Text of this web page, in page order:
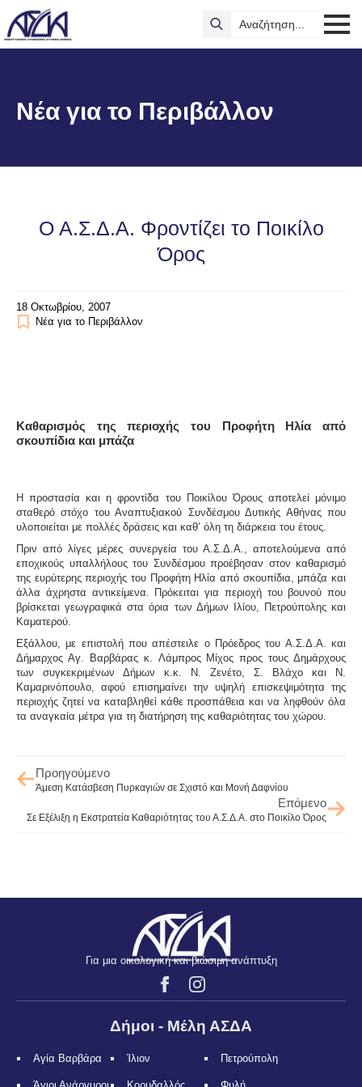
Search
Νέα για το Περιβάλλον
Ο Α.Σ.Δ.Α. Φροντίζει το Ποικίλο
Όρος
18 Οκτωβρίου, 2007
Νέα για το Περιβάλλον
Καθαρισμός της περιοχής του Προφήτη Ηλία από
σκουπίδια και μπάζα
Η προστασία και η φροντίδα του Ποικίλου Όρους αποτελεί μόνιμο
σταθερό στόχο του Αναπτυξιακού Συνδέσμου Δυτικής Αθήνας που
υλοποιείται με πολλές δράσεις και καθ’ όλη τη διάρκεια του έτους.
Πριν από λίγες μέρες συνεργεία του Α.Σ.Δ.Α., αποτελούμενα από
εποχικούς υπαλλήλους του Συνδέσμου προέβησαν στον καθαρισμό
της ευρύτερης περιοχής του Προφήτη Ηλία από σκουπίδια, μπάζα και
άλλα άχρηστα αντικείμενα. Πρόκειται για περιοχή του βουνού που
βρίσκεται γεωγραφικά στα όρια των Δήμων Ιλίου, Πετρούπολης και
Καματερού.
Εξάλλου, με επιστολή που απέστειλε ο Πρόεδρος του Α.Σ.Δ.Α. και
Δήμαρχος Αγ. Βαρβάρας κ. Λάμπρος Μίχος προς τους Δημάρχους
των συγκεκριμένων Δήμων κ.κ.
Ν. Ζενέτο Σ. Βλάχο και
Ν.
Καμαρινόπουλο , αφού επισημαίνει την υψηλή επισκεψιμότητα της
περιοχής ζητεί να καταβληθεί κάθε προσπάθεια και να ληφθούν όλα
τα αναγκαία μέτρα για τη διατήρηση της καθαριότητας του χώρου.
Προηγούμενο
Άμεση Κατάσβεση Πυρκαγιών σε Σχιστό και Μονή Δαφνίου
Επόμενο
Σε Εξέλιξη η Εκστρατεία Καθαριότητας του Α.Σ.Δ.Α. στο Ποικίλο Όρος
Για μια οικολογική και βιώσιμη ανάπτυξη
Δήμοι - Μέλη ΑΣΔΑ
Αγία Βαρβάρα Ίλιον Πετρούπολη